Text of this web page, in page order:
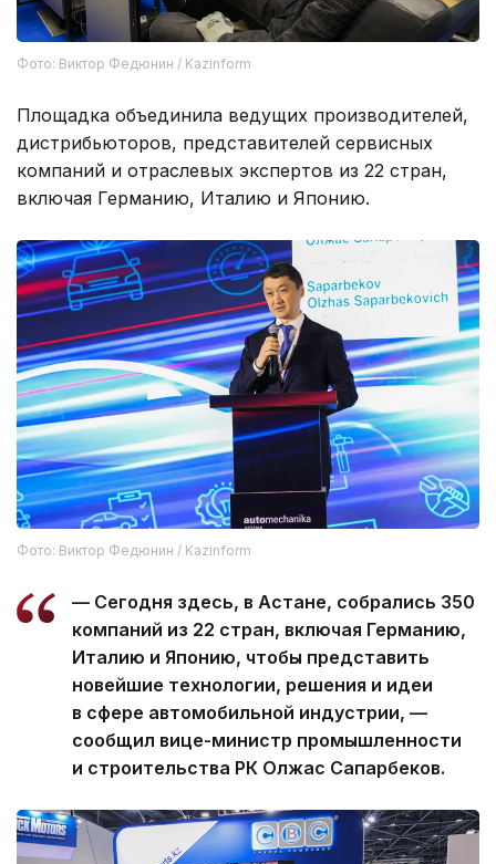
Фото: Виктор Федюнин / Kazinform
Площадка объединила ведущих производителей,
дистрибьюторов, представителей сервисных
компаний и отраслевых экспертов из 22 стран,
включая Германию, Италию и Японию.
Фото: Виктор Федюнин / Kazinform
— Сегодня здесь, в Астане, собрались 350
компаний из 22 стран, включая Германию,
Италию и Японию, чтобы представить
новейшие технологии, решения и идеи
в сфере автомобильной индустрии, —
сообщил вице-министр промышленности
и строительства РК Олжас Сапарбеков.